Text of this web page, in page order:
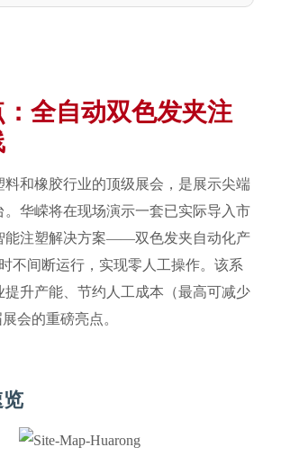
：全自动双色发夹注
料和橡胶行业的顶级展会，是展示尖端
。华嵘将在现场演示一套已实际导入市
能注塑解决方案——双色发夹自动化产
不间断运行，实现零人工操作。该系
提升产能、节约人工成本（最高可减少
会的重磅亮点。